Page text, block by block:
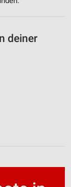
deiner